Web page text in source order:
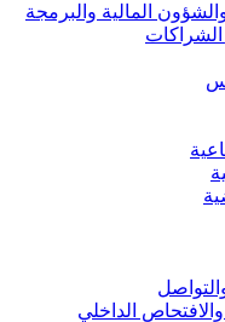
المالية والبرمجة
الشراكات
الداخلي